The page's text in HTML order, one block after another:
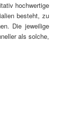
hochwertige
besteht, zu
Die jeweilige
als solche,